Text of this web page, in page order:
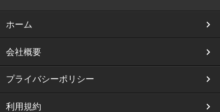
ホーム
会社概要
プライバシーポリシー
利用規約